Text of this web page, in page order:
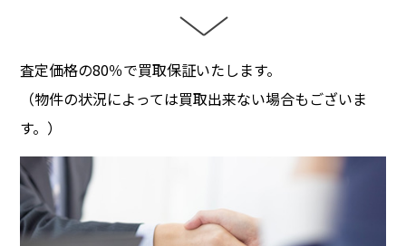
査定価格の80％で買取保証いたします。
（物件の状況によっては買取出来ない場合もございま
す。）